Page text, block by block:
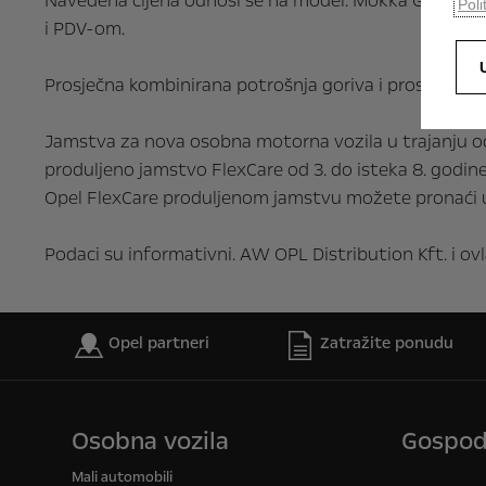
i PDV-om.
Prosječna kombinirana potrošnja goriva i prosječna
Jamstva za nova osobna motorna vozila u trajanju
produljeno jamstvo FlexCare od 3. do isteka 8.
Opel FlexCare produljenom jamstvu možete
Podaci su informativni. AW OPL Distribution Kft. i
Opel partneri Zatražite ponudu
Osobna vozila
Mali automobili